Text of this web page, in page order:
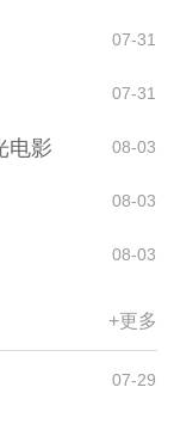
07-31
07-31
电影 08-03
08-03
08-03
+更多
07-29